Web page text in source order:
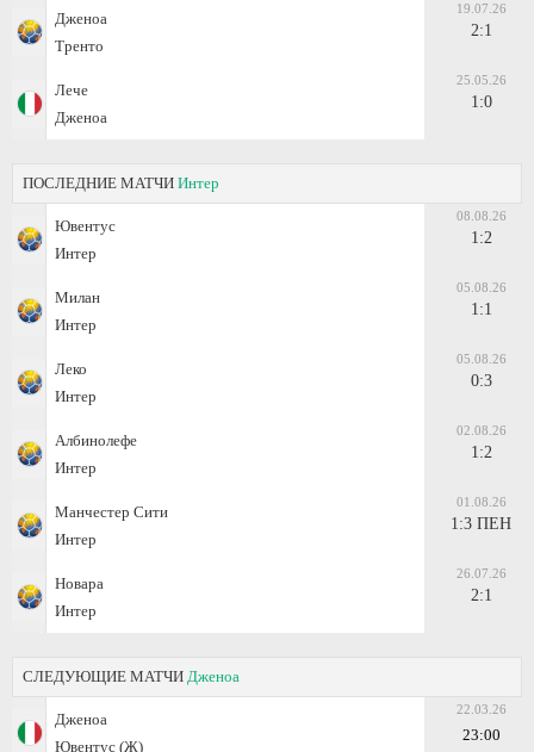
Дженоа
Тренто
19.07.26
2:1
Лече
Дженоа
25.05.26
1:0
ПОСЛЕДНИЕ МАТЧИ Интер
Ювентус
Интер
08.08.26
1:2
Милан
Интер
05.08.26
1:1
Леко
Интер
05.08.26
0:3
Албинолефе
Интер
02.08.26
1:2
Манчестер Сити
Интер
01.08.26
1:3 ПЕН
Новара
Интер
26.07.26
2:1
СЛЕДУЮЩИЕ МАТЧИ Дженоа
Дженоа
Ювентус (Ж)
22.03.26
23:00